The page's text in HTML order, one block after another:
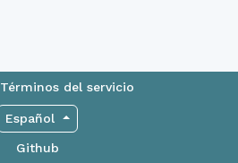
Términos del servicio
Español
Github